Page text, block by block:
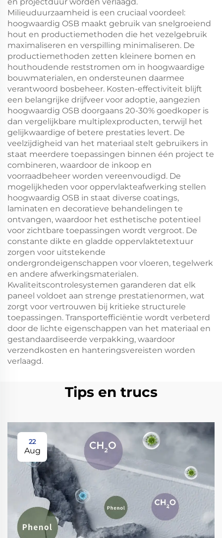
Milieuduurzaamheid is een cruciaal voordeel:
hoogwaardig OSB maakt gebruik van snelgroeiend
hout en productiemethoden die het vezelgebruik
maximaliseren en verspilling minimaliseren. De
productiemethoden zetten kleinere bomen en
houthoudende reststromen om in hoogwaardige
bouwmaterialen, en ondersteunen daarmee
verantwoord bosbeheer. Kosten-effectiviteit blijft
een belangrijke drijfveer voor adoptie, aangezien
hoogwaardig OSB doorgaans 20-30% goedkoper is
dan vergelijkbare multiplexproducten, terwijl het
gelijkwaardige of betere prestaties levert. De
veelzijdigheid van het materiaal stelt gebruikers in
staat meerdere toepassingen binnen één project te
combineren, waardoor de inkoop en
voorraadbeheer worden vereenvoudigd. De
mogelijkheden voor oppervlakteafwerking stellen
hoogwaardig OSB in staat diverse coatings,
laminaten en decoratieve behandelingen te
ontvangen, waardoor het esthetische potentieel
voor zichtbare toepassingen wordt vergroot. De
constante dikte en gladde oppervlaktetextuur
zorgen voor uitstekende
ondergrondeigenschappen voor vloeren, tegelwerk
en andere afwerkingsmaterialen.
Kwaliteitscontrolesystemen garanderen dat elk
paneel voldoet aan strenge prestatienormen, wat
zorgt voor vertrouwen bij kritieke structurele
toepassingen. Transportefficiëntie wordt verbeterd
door de lichte eigenschappen van het materiaal en
gestandaardiseerde verpakking, waardoor
verzendkosten en hanteringsvereisten worden
verlaagd.
Tips en trucs
22
Aug